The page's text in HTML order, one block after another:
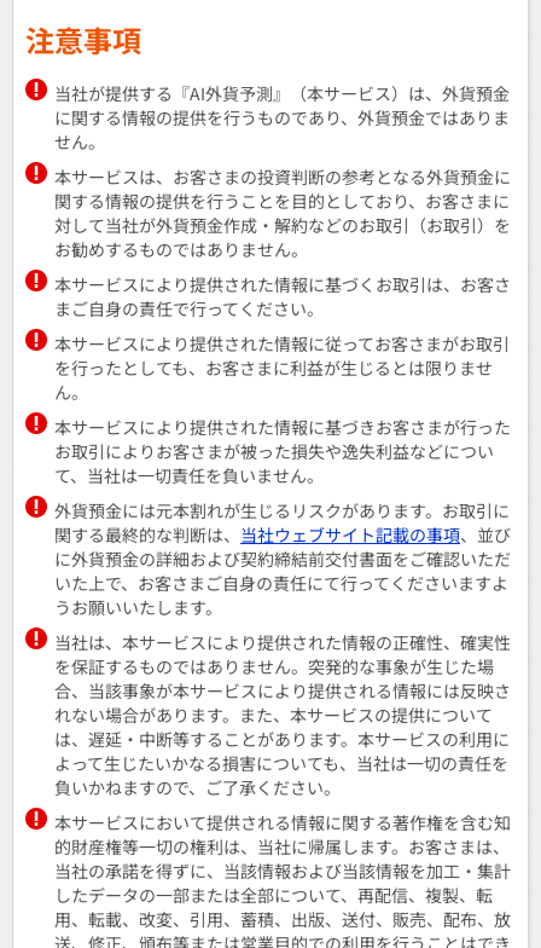
注意事項
当社が提供する『AI外貨予測』（本サービス）は、外貨預金
に関する情報の提供を行うものであり、外貨預金ではありま
せん。
本サービスは、お客さまの投資判断の参考となる外貨預金に
関する情報の提供を行うことを目的としており、お客さまに
対して当社が外貨預金作成・解約などのお取引（お取引）を
お勧めするものではありません。
本サービスにより提供された情報に基づくお取引は、お客さ
まご自身の責任で行ってください。
本サービスにより提供された情報に従ってお客さまがお取引
を行ったとしても、お客さまに利益が生じるとは限りませ
ん。
本サービスにより提供された情報に基づきお客さまが行った
お取引によりお客さまが被った損失や逸失利益などについ
て、当社は一切責任を負いません。
外貨預金には元本割れが生じるリスクがあります。お取引に
関する最終的な判断は、 当社ウェブサイト記載の事項、並び
に外貨預金の詳細および契約締結前交付書面をご確認いただ
いた上で、お客さまご自身の責任にて行ってくださいますよ
うお願いいたします。
当社は、本サービスにより提供された情報の正確性、確実性
を保証するものではありません。突発的な事象が生じた場
合、当該事象が本サービスにより提供される情報には反映さ
れない場合があります。また、本サービスの提供について
は、遅延・中断等することがあります。本サービスの利用に
よって生じたいかなる損害についても、当社は一切の責任を
負いかねますので、ご了承ください。
本サービスにおいて提供される情報に関する著作権を含む知
的財産権等一切の権利は、当社に帰属します。お客さまは、
当社の承諾を得ずに、当該情報および当該情報を加工・集計
したデータの一部または全部について、再配信、複製、転
用、転載、改変、引用、蓄積、出版、送付、販売、配布、放
送、修正、頒布等または営業目的での利用を行うことはでき